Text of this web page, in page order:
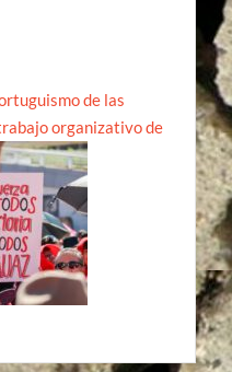
de las
organizativo de